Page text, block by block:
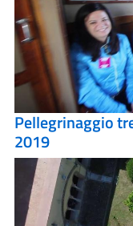
Pellegrinaggio
2019